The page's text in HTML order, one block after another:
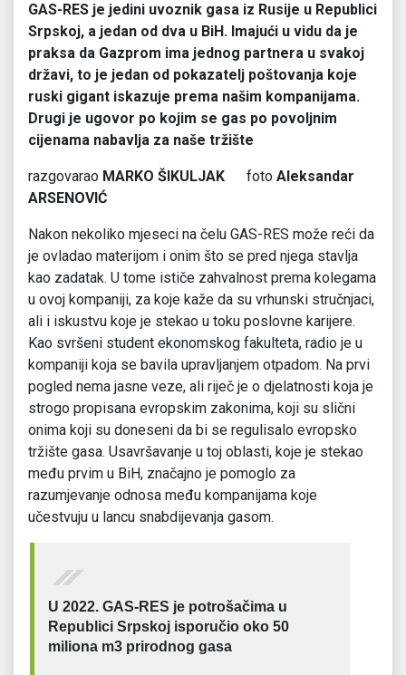
GAS-RES je jedini uvoznik gasa iz Rusije u Republici
Srpskoj, a jedan od dva u BiH. Imajući u vidu da je
praksa da Gazprom ima jednog partnera u svakoj
državi, to je jedan od pokazatelj poštovanja koje
ruski gigant iskazuje prema našim kompanijama.
Drugi je ugovor po kojim se gas po povoljnim
cijenama nabavlja za naše tržište
razgovarao MARKO ŠIKULJAK foto Aleksandar
ARSENOVIĆ
Nakon nekoliko mjeseci na čelu GAS-RES može reći da
je ovladao materijom i onim što se pred njega stavlja
kao zadatak. U tome ističe zahvalnost prema kolegama
u ovoj kompaniji, za koje kaže da su vrhunski stručnjaci,
ali i iskustvu koje je stekao u toku poslovne karijere.
Kao svršeni student ekonomskog fakulteta, radio je u
kompaniji koja se bavila upravljanjem otpadom. Na prvi
pogled nema jasne veze, ali riječ je o djelatnosti koja je
strogo propisana evropskim zakonima, koji su slični
onima koji su doneseni da bi se regulisalo evropsko
tržište gasa. Usavršavanje u toj oblasti, koje je stekao
među prvim u BiH, značajno je pomoglo za
razumjevanje odnosa među kompanijama koje
učestvuju u lancu snabdijevanja gasom.
U 2022. GAS-RES je potrošačima u
Republici Srpskoj isporučio oko 50
miliona m3 prirodnog gasa